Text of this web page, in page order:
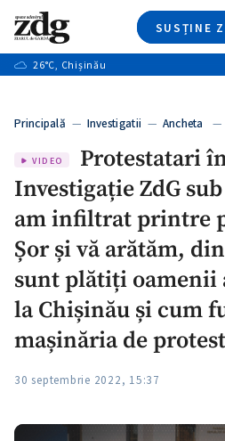
SUSȚINE
+8
+1
+2
Caută
26°C, Chișinău
Principală — Investigatii — Ancheta
—
VIDEO
Protestatari
Investigație ZdG
am infiltrat printre
Șor și vă arătăm,
sunt plătiți oamenii
la Chișinău și cum
mașinăria de protest
30 septembrie 2022, 15:37